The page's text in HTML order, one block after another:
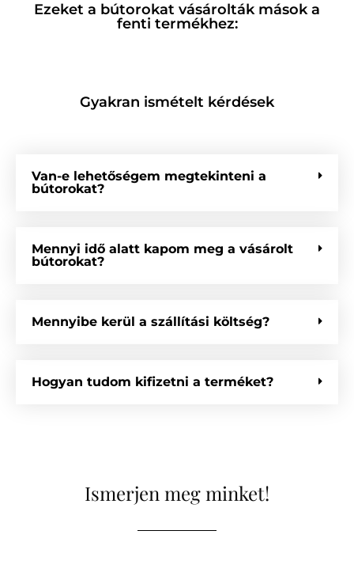
Ezeket a bútorokat vásárolták mások a
fenti termékhez:
Gyakran ismételt kérdések
Van-e lehetőségem megtekinteni a
bútorokat?
Mennyi idő alatt kapom meg a vásárolt
bútorokat?
Mennyibe kerül a szállítási költség?
Hogyan tudom kifizetni a terméket?
Ismerjen meg minket!